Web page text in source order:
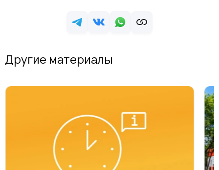
Другие материалы